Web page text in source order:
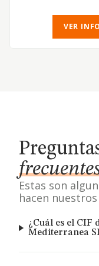
VER
Estas son
hacen
¿Cuál es el CIF
Mediterranea